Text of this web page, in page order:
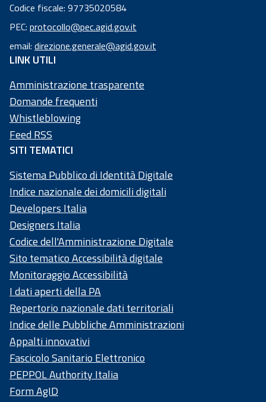
Codice fiscale: 97735020584
Codice
fiscale:
97
73
50
20
58
4
PEC: protocollo@pec.agid.gov.it
email: direzione.generale@agid.gov.it
LINK UTILI
Amministrazione trasparente
Domande frequenti
Whistleblowing
Feed RSS
SITI TEMATICI
Sistema Pubblico di Identità Digitale
Indice nazionale dei domicili digitali
Developers Italia
Designers Italia
Codice dell'Amministrazione Digitale
Sito tematico Accessibilità digitale
Monitoraggio Accessibilità
I dati aperti della PA
Repertorio nazionale dati territoriali
Indice delle Pubbliche Amministrazioni
Appalti innovativi
Fascicolo Sanitario Elettronico
PEPPOL Authority Italia
Form AgID